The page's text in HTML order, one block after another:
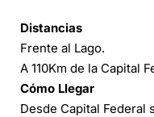
Distancias
Frente al Lago.
A 110Km de la Capital
Cómo Llegar
Desde Capital Federal